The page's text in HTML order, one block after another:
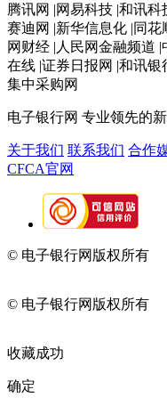
腾讯网 |网易科技 |和讯
赛迪网 |新华信息化 |同
网财经 |人民网金融频道
在线 |证券日报网 |和讯
集中采购网
电子银行网 专业领先的
关于我们 联系我们 合作
CFCA官网
© 电子银行网版权所有
© 电子银行网版权所有
收藏成功
确定